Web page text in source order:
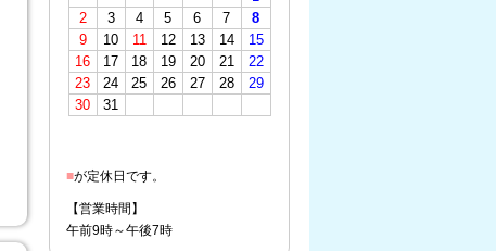
■が定休日です。
【営業時間】
午前9時～午後7時